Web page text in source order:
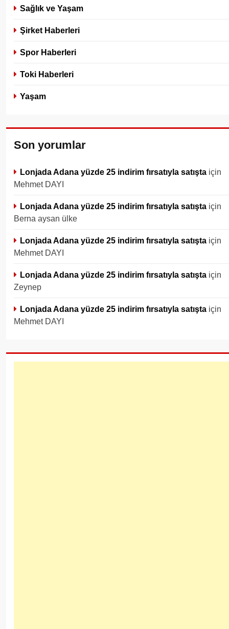
Sağlık ve Yaşam
Şirket Haberleri
Spor Haberleri
Toki Haberleri
Yaşam
Son yorumlar
Lonjada Adana yüzde 25 indirim fırsatıyla satışta için
Mehmet DAYI
Lonjada Adana yüzde 25 indirim fırsatıyla satışta için
Berna aysan ülke
Lonjada Adana yüzde 25 indirim fırsatıyla satışta için
Mehmet DAYI
Lonjada Adana yüzde 25 indirim fırsatıyla satışta için
Zeynep
Lonjada Adana yüzde 25 indirim fırsatıyla satışta için
Mehmet DAYI